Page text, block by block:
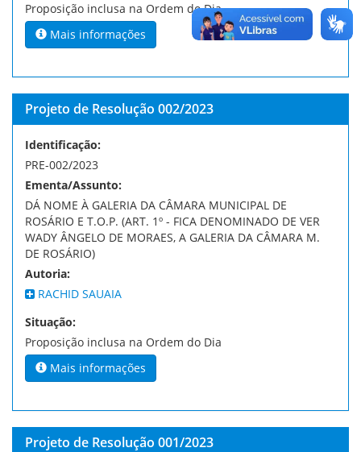
Proposição inclusa na Ordem do Dia
Mais informações
Projeto de Resolução 002/2023
Identificação:
PRE-002/2023
Ementa/Assunto:
DÁ NOME À GALERIA DA CÂMARA MUNICIPAL DE
ROSÁRIO E T.O.P. (ART. 1º - FICA DENOMINADO DE VER
WADY ÂNGELO DE MORAES, A GALERIA DA CÂMARA M.
DE ROSÁRIO)
Autoria:
RACHID SAUAIA
Situação:
Proposição inclusa na Ordem do Dia
Mais informações
Projeto de Resolução 001/2023